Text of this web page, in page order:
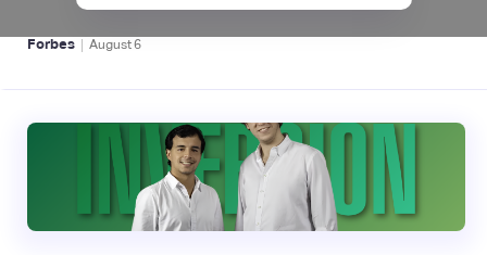
Forbes | August6